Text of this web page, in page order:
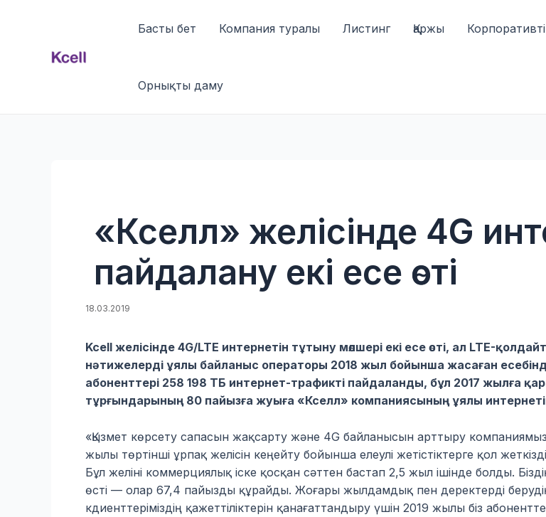
Басты бет Компания туралы Листинг Қаржы
Орнықты даму
«Кселл» желісінде 4G
пайдалану екі есе өсті
18.03.2019
Kcell желісінде 4G/LTE интернетін тұтыну мөлшері екі есе өсті, ал LTE-
нәтижелерді ұялы байланыс операторы 2018 жыл бойынша жасаған
абоненттері 258 198 ТБ интернет-трафикті пайдаланды, бұл 2017 жылға
тұрғындарының 80 пайызға жуыға «Кселл» компаниясының ұялы
«Қызмет көрсету сапасын жақсарту және 4G байланысын арттыру
жылы төртінші ұрпақ желісін кеңейту бойынша елеулі жетістіктерге қол
Бұл желіні коммерциялық іске қосқан сәттен бастап 2,5 жыл ішінде болды.
өсті — олар 67,4 пайызды құрайды. Жоғары жылдамдық пен деректерді
кдиенттеріміздің қажеттіліктерін қанағаттандыру үшін 2019 жылы біз